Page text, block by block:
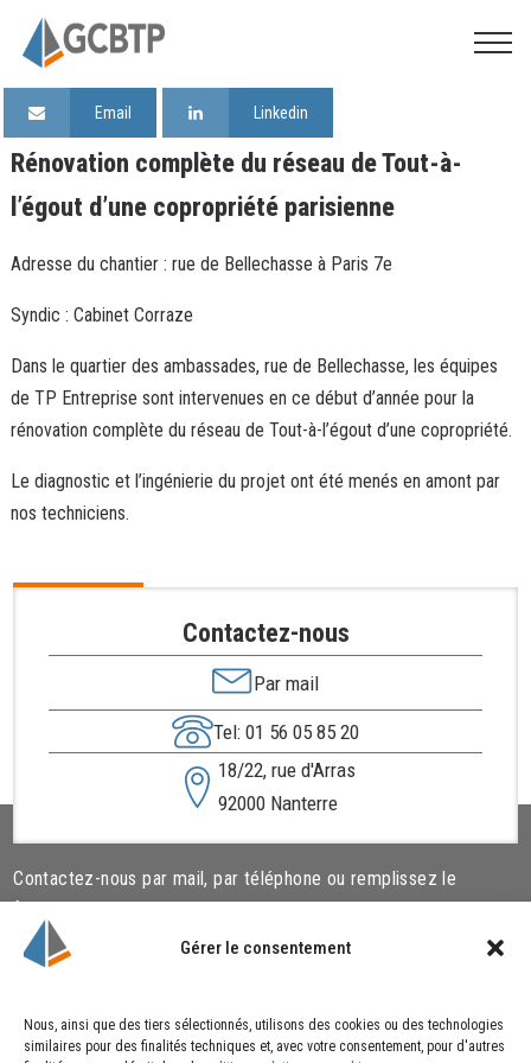
Gérer le consentement
Nous, ainsi que des tiers sélectionnés, utilisons des cookies ou des technologies
similaires pour des finalités techniques et, avec votre consentement, pour d'autres
Email Linkedin
Rénovation complète du réseau de Tout-à-
l’égout d’une copropriété parisienne
Adresse du chantier : rue de Bellechasse à Paris 7e
Syndic : Cabinet Corraze
Dans le quartier des ambassades, rue de Bellechasse, les équipes
de TP Entreprise sont intervenues en ce début d’année pour la
rénovation complète du réseau de Tout-à-l’égout d’une copropriété.
Le diagnostic et l’ingénierie du projet ont été menés en amont par
nos techniciens.
Contactez-nous
Par mail
Tel: 01 56 05 85 20
18/22, rue d'Arras
92000 Nanterre
Contactez-nous par mail, par téléphone ou remplissez le
Liens utiles Cookies